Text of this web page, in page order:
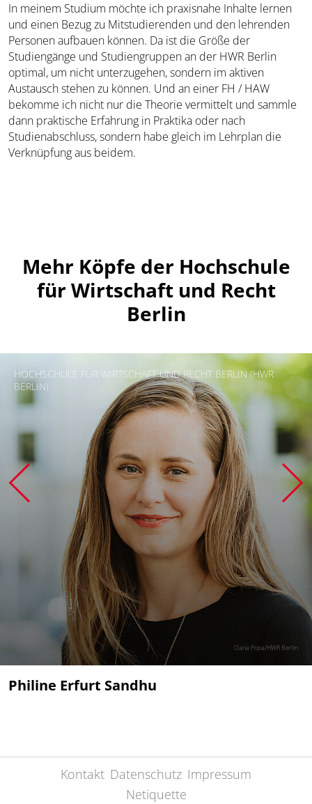
In meinem Studium möchte ich praxisnahe Inhalte lernen
und einen Bezug zu Mitstudierenden und den lehrenden
Personen aufbauen können. Da ist die Größe der
Studiengänge und Studiengruppen an der HWR Berlin
optimal, um nicht unterzugehen, sondern im aktiven
Austausch stehen zu können. Und an einer FH / HAW
bekomme ich nicht nur die Theorie vermittelt und sammle
dann praktische Erfahrung in Praktika oder nach
Studienabschluss, sondern habe gleich im Lehrplan die
Verknüpfung aus beidem.
Mehr Köpfe der Hochschule
für Wirtschaft und Recht
Berlin
HOCHSCHULE FÜR WIRTSCHAFT UND RECHT BERLIN (HWR
BERLIN)
Oana Popa/HWR Berlin
Philine Erfurt Sandhu
Kontakt Datenschutz Impressum
Netiquette